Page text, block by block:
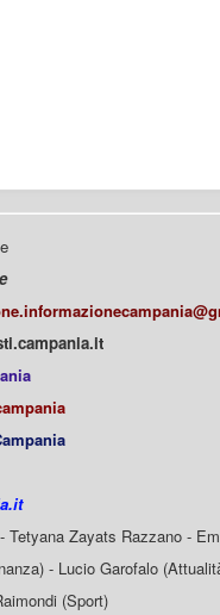
Zayats Razzano -
- Lucio Garofalo
(Sport)